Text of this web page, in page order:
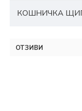
КОШНИЧКА
ОТЗИВИ